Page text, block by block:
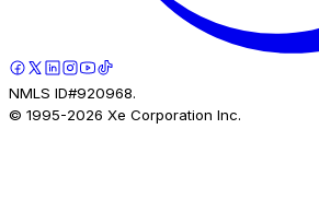
NMLS ID#920968.
© 1995-2026 Xe Corporation Inc.